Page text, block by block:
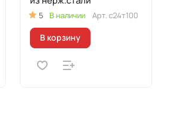
5 В наличии Арт.с24т100
В корзину